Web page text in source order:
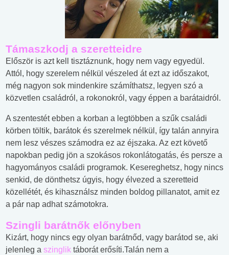
Támaszkodj a szeretteidre
Először is azt kell tisztáznunk, hogy nem vagy egyedül.
Attól, hogy szerelem nélkül vészeled át ezt az időszakot,
még nagyon sok mindenkire számíthatsz, legyen szó a
közvetlen családról, a rokonokról, vagy éppen a barátaidról.
A szentestét ebben a korban a legtöbben a szűk családi
körben töltik, barátok és szerelmek nélkül, így talán annyira
nem lesz vészes számodra ez az éjszaka. Az ezt követő
napokban pedig jön a szokásos rokonlátogatás, és persze a
hagyományos családi programok. Kesereghetsz, hogy nincs
senkid, de dönthetsz úgyis, hogy élvezed a szeretteid
közellétét, és kihasználsz minden boldog pillanatot, amit ez
a pár nap adhat számotokra.
Szingli barátnők előnyben
Kizárt, hogy nincs egy olyan barátnőd, vagy barátod se, aki
jelenleg a szinglik táborát erősíti.Talán nem a